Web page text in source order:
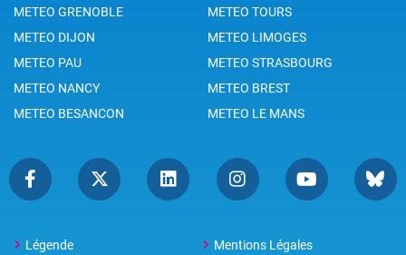
METEO GRENOBLE
METEO TOURS
METEO DIJON
METEO LIMOGES
METEO PAU
METEO STRASBOURG
METEO NANCY
METEO BREST
METEO BESANCON
METEO LE MANS
Légende Mentions Légales